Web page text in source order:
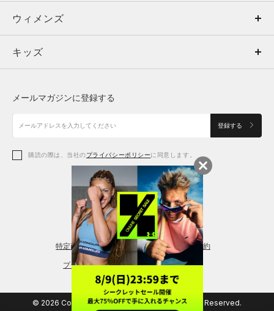
ウィメンズ
キッズ
アクセサリー
トップス
ボトムス
アクセサリー
ウィメンズ
トップス
シューズ
アクセサリー
レギンス＆タイツ
キッズ
シューズ
メールマガジンに登録する
登録する
購読の際は、当社のプライバシーポリシーに同意します。
特定商取引法に基づく通販の表記 会員規約
プライバシーポリシー
© 2026 Copyright DOME Corporation. All Rights Reserved.